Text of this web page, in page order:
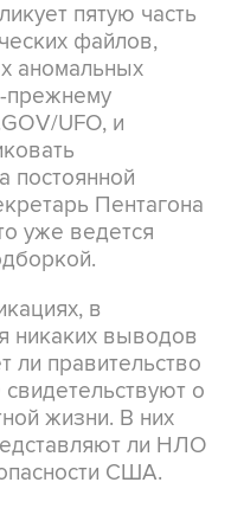
пятую часть
файлов,
аномальных
прежнему
UFO, и
постоянной
Пентагона
уже ведется
в
никаких выводов
ли правительство
о
жизни. В них
ли НЛО
США.